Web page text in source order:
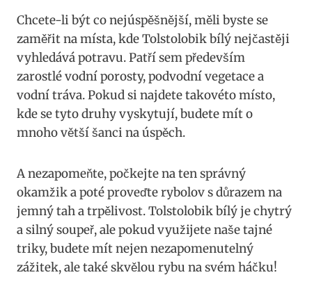
Chcete-li být co ‍nejúspěšnější, měli‌ byste se
zaměřit na místa, kde Tolstolobik bílý nejčastěji
‍vyhledává potravu. Patří sem především⁣
zarostlé vodní ⁤porosty, podvodní vegetace‌ a ​
vodní tráva. Pokud si​ najdete takovéto místo,
kde se​ tyto ‌druhy vyskytují, budete mít o
mnoho větší šanci na úspěch.
A nezapomeňte, počkejte⁣ na ten⁢ správný
okamžik⁢ a poté proveďte rybolov‌ s důrazem na
jemný⁤ tah ‌a trpělivost. Tolstolobik bílý je chytrý
a silný soupeř, ale pokud využijete naše tajné
triky, budete‌ mít ⁤nejen‌ nezapomenutelný
zážitek, ale také skvělou rybu na svém háčku!